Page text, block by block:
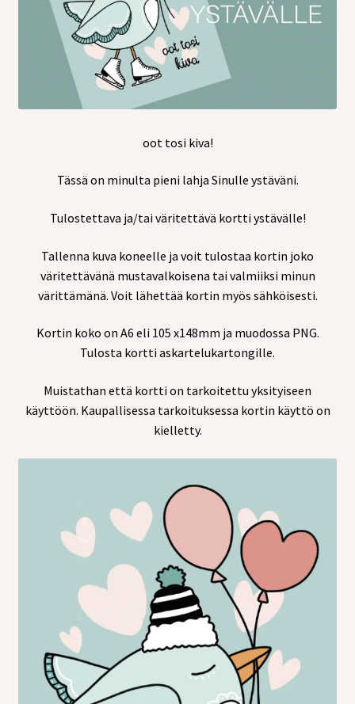
tason
valikko
oot tosi kiva!
Tässä on minulta pieni lahja Sinulle ystäväni.
Tulostettava ja/tai väritettävä kortti ystävälle!
Tallenna kuva koneelle ja voit tulostaa kortin joko
väritettävänä mustavalkoisena tai valmiiksi minun
värittämänä. Voit lähettää kortin myös sähköisesti.
Kortin koko on A6 eli 105 x148mm ja muodossa PNG.
Tulosta kortti askartelukartongille.
Muistathan että kortti on tarkoitettu yksityiseen
käyttöön. Kaupallisessa tarkoituksessa kortin käyttö on
kielletty.